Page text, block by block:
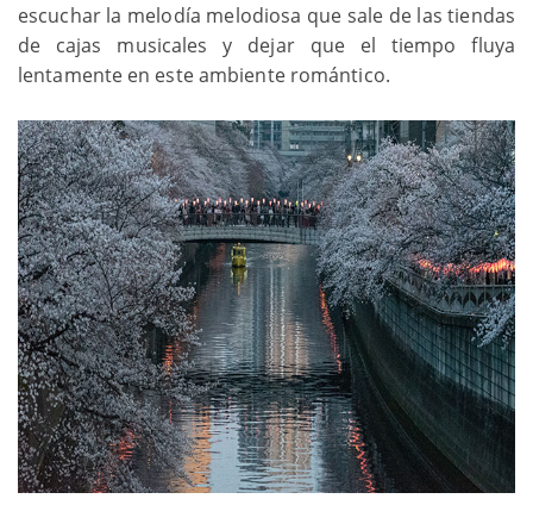
escuchar la melodía melodiosa que sale de las tiendas
de cajas musicales y dejar que el tiempo fluya
lentamente en este ambiente romántico.